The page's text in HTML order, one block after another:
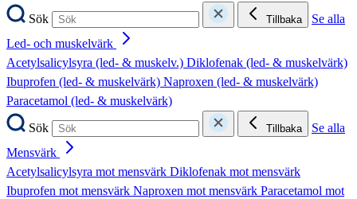
Sök
Tillbaka
Se alla
Led- och muskelvärk
Acetylsalicylsyra (led- & muskelv.) Diklofenak (led- & muskelvärk)
Ibuprofen (led- & muskelvärk) Naproxen (led- & muskelvärk)
Paracetamol (led- & muskelvärk)
Sök
Tillbaka
Se alla
Mensvärk
Acetylsalicylsyra mot mensvärk Diklofenak mot mensvärk
Ibuprofen mot mensvärk Naproxen mot mensvärk Paracetamol mot